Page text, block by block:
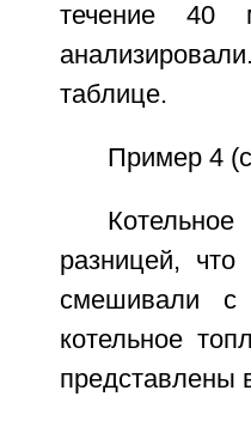
течение 40
таблице.
Пример 4
разницей,
смешивали с
котельное
представлены